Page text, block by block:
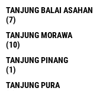
TANJUNG BALAI ASAHAN
(7)
TANJUNG MORAWA
(10)
TANJUNG PINANG
(1)
TANJUNG PURA